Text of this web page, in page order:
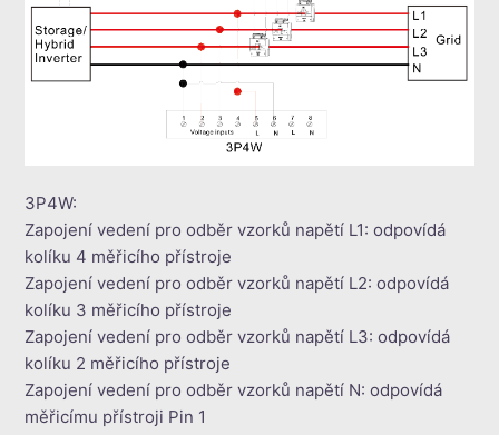
3P4W:
Zapojení vedení pro odběr vzorků napětí L1: odpovídá
kolíku 4 měřicího přístroje
Zapojení vedení pro odběr vzorků napětí L2: odpovídá
kolíku 3 měřicího přístroje
Zapojení vedení pro odběr vzorků napětí L3: odpovídá
kolíku 2 měřicího přístroje
Zapojení vedení pro odběr vzorků napětí N: odpovídá
měřicímu přístroji Pin 1